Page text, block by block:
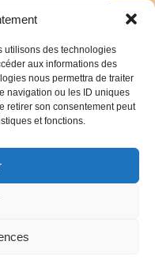
utilisons des technologies
aux informations des
nous permettra de traiter
navigation ou les ID uniques
retirer son consentement peut
et fonctions.